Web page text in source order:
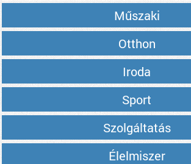
Műszaki
Otthon
Iroda
Sport
Szolgáltatás
Élelmiszer